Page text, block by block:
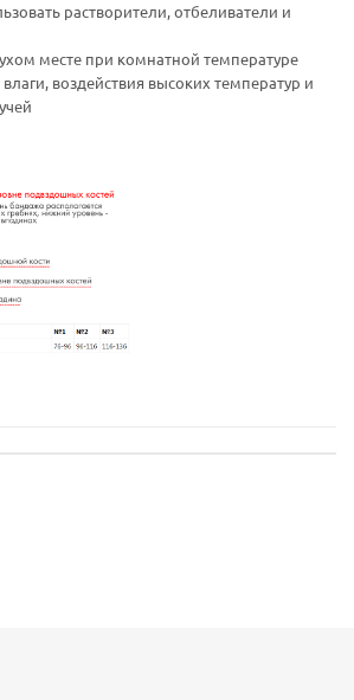
растворители, отбеливатели и
месте при комнатной температуре
воздействия высоких температур и